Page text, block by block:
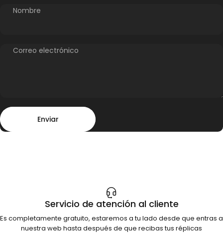
Nombre
Correo electrónico
Enviar
Enviar
Servicio de atención al cliente
Es completamente gratuito, estaremos a tu lado desde que entras a
nuestra web hasta después de que recibas tus réplicas